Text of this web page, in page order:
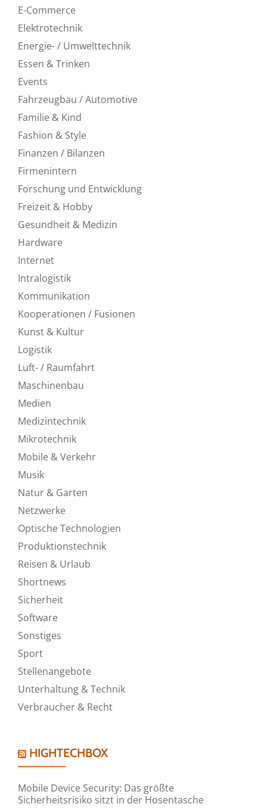
E-Commerce
Elektrotechnik
Energie- / Umwelttechnik
Essen & Trinken
Events
Fahrzeugbau / Automotive
Familie & Kind
Fashion & Style
Finanzen / Bilanzen
Firmenintern
Forschung und Entwicklung
Freizeit & Hobby
Gesundheit & Medizin
Hardware
Internet
Intralogistik
Kommunikation
Kooperationen / Fusionen
Kunst & Kultur
Logistik
Luft- / Raumfahrt
Maschinenbau
Medien
Medizintechnik
Mikrotechnik
Mobile & Verkehr
Musik
Natur & Garten
Netzwerke
Optische Technologien
Produktionstechnik
Reisen & Urlaub
Shortnews
Sicherheit
Software
Sonstiges
Sport
Stellenangebote
Unterhaltung & Technik
Verbraucher & Recht
HIGHTECHBOX
Mobile Device Security: Das größte
Sicherheitsrisiko sitzt in der Hosentasche